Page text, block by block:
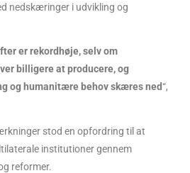
nedskæringer i udvikling og
er rekordhøje, selv om
billigere at producere, og
og humanitære behov skæres ned“,
stod en opfordring til at
institutioner gennem
reformer.